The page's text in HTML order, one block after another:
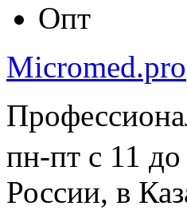
Опт
Micromed.pro
пн-пт с 11
России, в